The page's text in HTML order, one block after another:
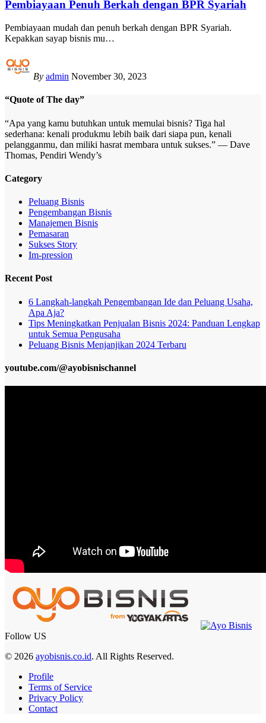
Pembiayaan Penuh Berkah dengan BPR Syariah
Pembiayaan mudah dan penuh berkah dengan BPR Syariah.
Kepakkan sayap bisnis mu…
By admin November 30, 2023
“Quote of The day”
“Apa yang kamu butuhkan untuk memulai bisnis? Tiga hal
sederhana: kenali produkmu lebih baik dari siapa pun, kenali
pelangganmu, dan miliki hasrat membara untuk sukses.” — Dave
Thomas, Pendiri Wendy’s
Category
Peluang Bisnis
Pengembangan Bisnis
Manajemen Bisnis
Pemasaran
Sukses Story
Im-pression
Recent Post
6 Langkah-langkah Pengembangan Ide dan Peluang Usaha,
Apa Aja?
Tips Meningkatkan Penjualan Bisnis 2024: Panduan Lengkap
untuk Semua Pengusaha
Peluang Bisnis Menjanjikan 2024 Terbaru
youtube.com/@ayobisnischannel
Follow US
© 2026 ayobisnis.co.id. All Rights Reserved.
Profile
Terms of Service
Privacy Policy
Contact